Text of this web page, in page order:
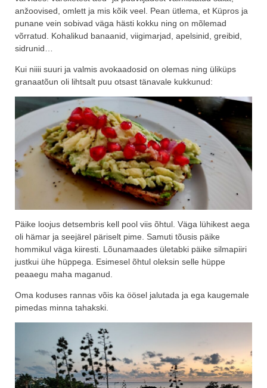
anžoovised, omlett ja mis kõik veel. Pean ütlema, et Küpros ja
punane vein sobivad väga hästi kokku ning on mõlemad
võrratud. Kohalikud banaanid, viigimarjad, apelsinid, greibid,
sidrunid…
Kui niiii suuri ja valmis avokaadosid on olemas ning üliküps
granaatõun oli lihtsalt puu otsast tänavale kukkunud:
Päike loojus detsembris kell pool viis õhtul. Väga lühikest aega
oli hämar ja seejärel päriselt pime. Samuti tõusis päike
hommikul väga kiiresti. Lõunamaades ületabki päike silmapiiri
justkui ühe hüppega. Esimesel õhtul oleksin selle hüppe
peaaegu maha maganud.
Oma koduses rannas võis ka öösel jalutada ja ega kaugemale
pimedas minna tahakski.